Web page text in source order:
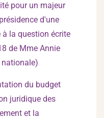
pour un majeur
d'une
à la question écrite
de Mme Annie
nationale)
du budget
juridique des
et la